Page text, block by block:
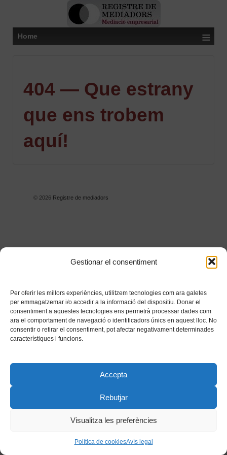
Gestionar el consentiment
Per oferir les millors experiències, utilitzem tecnologies com ara galetes
per emmagatzemar i/o accedir a la informació del dispositiu. Donar el
consentiment a aquestes tecnologies ens permetrà processar dades com
ara el comportament de navegació o identificadors únics en aquest lloc. No
consentir o retirar el consentiment, pot afectar negativament determinades
característiques i funcions.
Accepta
Rebutjar
Visualitza les preferències
Política de cookiesAvís legal
Home ≡
404 — Que estrany
que ens trobem
aquí!
© 2026Registre de mediadors